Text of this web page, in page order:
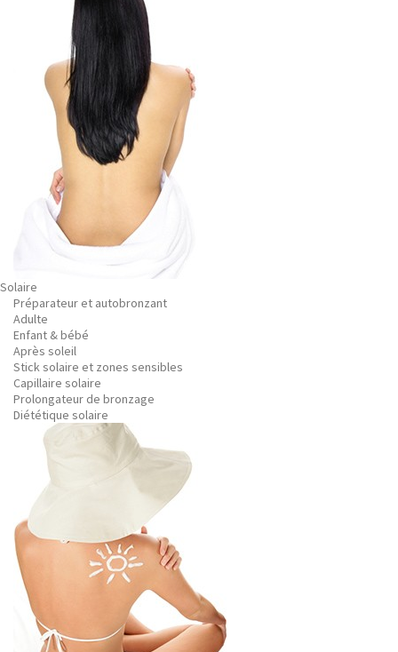
Solaire
Préparateur et autobronzant
Adulte
Enfant & bébé
Après soleil
Stick solaire et zones sensibles
Capillaire solaire
Prolongateur de bronzage
Diététique solaire